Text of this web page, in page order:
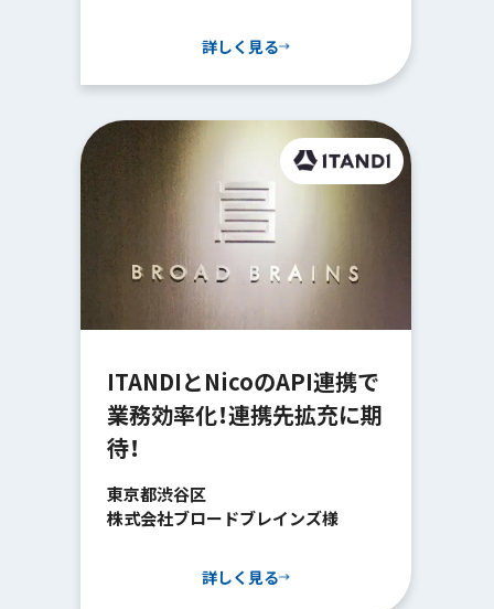
詳しく見る
ITANDIとNicoのAPI連携で
業務効率化！連携先拡充に期
待！
東京都渋谷区
株式会社ブロードブレインズ様
詳しく見る